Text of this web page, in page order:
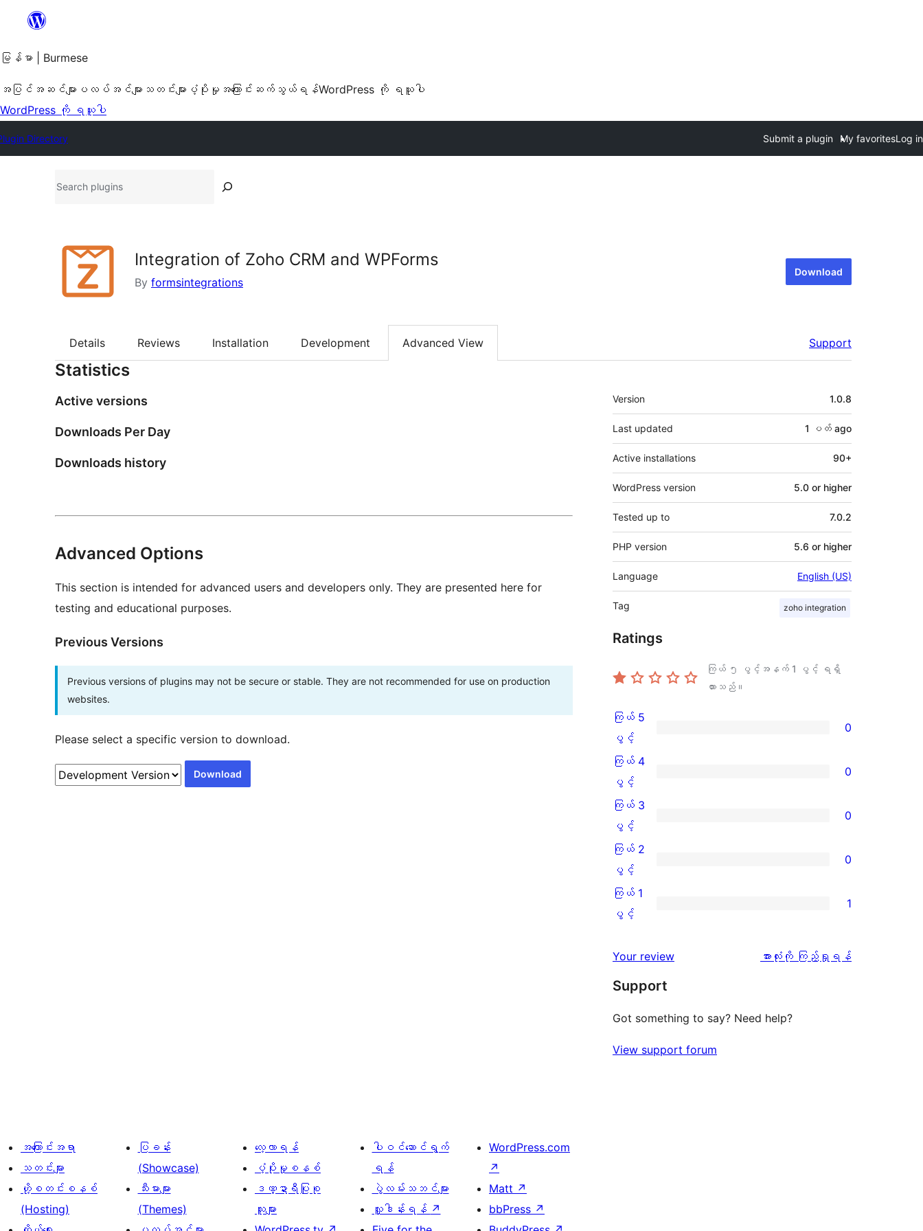
အကြောင်းအရာ
ကျော်သွား
မြန်မာ | Burmese
အပြင်အဆင်များ ပလပ်အင်များ သတင်းများ ပံ့ပိုးမှု အကြောင်း ဆက်သွယ်ရန်WordPress ကို ရယူပါ
WordPress ကို ရယူပါ
Directory Submit a plugin My favoritesLog in
Integration of Zoho CRM and WPForms
By formsintegrations
Download
Details Reviews Installation Development Advanced View Support
Statistics
Active versions
Downloads Per Day
Downloads history
Advanced Options
This section is intended for advanced users and developers only. They are presented here for
testing and educational purposes.
Previous Versions
Previous versions of plugins may not be secure or stable. They are not recommended for use on production
websites.
Please select a specific version to download.
Download
Meta
Version 1.0.8
Last updated 1 ပတ် ago
Active installations 90+
WordPress version 5.0 or higher
Tested up to 7.0.2
PHP version 5.6 or higher
Language English (US)
Tag zoho integration
Ratings
ကြယ် ၅ ပွင့်အနက် 1
ပွင့် ရရှိ
ထားသည်။
ကြယ်
5
ပွင့်
အဆင့်
သုံးသပ်
ကြယ် 5
ပွင့်
0
ကြယ်
4
ပွင့်
အဆင့်
သုံးသပ်
ကြယ် 4
ပွင့်
0
ကြယ်
3
ပွင့်
အဆင့်
သုံးသပ်
ကြယ် 3
ပွင့်
0
ကြယ်
2
ပွင့်
သုံးသပ်
0
စောင်
ကြယ် 2
ပွင့်
0
ကြယ်
ပွင့်
သုံးသပ်
ချက်
စောင်
ကြယ် 1
ပွင့်
1
Your review
သုံးသပ်
အားလုံးကို ကြည့်ရှုရန်
Support
Got something to say? Need help?
View support forum
အကြောင်းအရာ
သတင်းများ
ဟို့စတင်းစနစ်
(Hosting)
ပြခန်း
(Showcase)
သီးမားများ
(Themes)
လေ့လာရန်
ပံ့ပိုးမှုစနစ်
ဒဏ္ဍာရီပြုစု
သူများ
ပါဝင်ဆောင်ရွက်
ရန်
ပွဲလမ်းသဘင်များ
လှူဒါန်းရန် ↗
WordPress.com
↗
Matt ↗
bbPress ↗